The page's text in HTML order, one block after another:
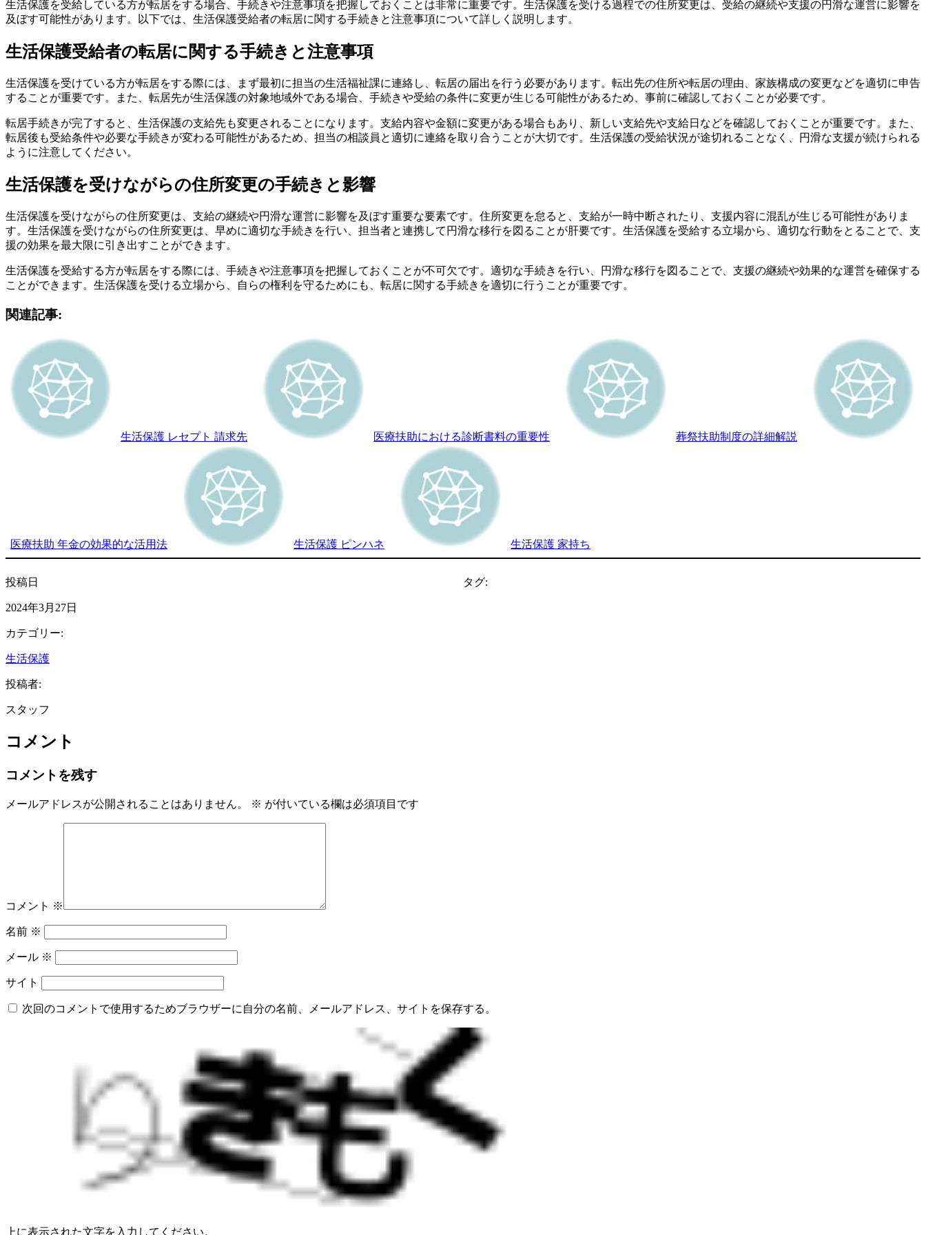
生活保護を受給している方が転居をする場合、手続きや注意事項を把握しておくことは非常に重要です。生活保護を受ける過程での住所変更は、受給の継続や支援の円滑な運営に影響を
及ぼす可能性があります。以下では、生活保護受給者の転居に関する手続きと注意事項について詳しく説明します。
生活保護受給者の転居に関する手続きと注意事項
生活保護を受けている方が転居をする際には、まず最初に担当の生活福祉課に連絡し、転居の届出を行う必要があります。転出先の住所や転居の理由、家族構成の変更などを適切に申告
することが重要です。また、転居先が生活保護の対象地域外である場合、手続きや受給の条件に変更が生じる可能性があるため、事前に確認しておくことが必要です。
転居手続きが完了すると、生活保護の支給先も変更されることになります。支給内容や金額に変更がある場合もあり、新しい支給先や支給日などを確認しておくことが重要です。また、
転居後も受給条件や必要な手続きが変わる可能性があるため、担当の相談員と適切に連絡を取り合うことが大切です。生活保護の受給状況が途切れることなく、円滑な支援が続けられる
ように注意してください。
生活保護を受けながらの住所変更の手続きと影響
生活保護を受けながらの住所変更は、支給の継続や円滑な運営に影響を及ぼす重要な要素です。住所変更を怠ると、支給が一時中断されたり、支援内容に混乱が生じる可能性がありま
す。生活保護を受けながらの住所変更は、早めに適切な手続きを行い、担当者と連携して円滑な移行を図ることが肝要です。生活保護を受給する立場から、適切な行動をとることで、支
援の効果を最大限に引き出すことができます。
生活保護を受給する方が転居をする際には、手続きや注意事項を把握しておくことが不可欠です。適切な手続きを行い、円滑な移行を図ることで、支援の継続や効果的な運営を確保する
ことができます。生活保護を受ける立場から、自らの権利を守るためにも、転居に関する手続きを適切に行うことが重要です。
関連記事:
生活保護 レセプト 請求先 医療扶助における診断書料の重要性 葬祭扶助制度の詳細解説
医療扶助 年金の効果的な活用法 生活保護 ピンハネ 生活保護 家持ち
投稿日
2024年3月27日
カテゴリー:
生活保護
投稿者:
スタッフ
タグ:
コメント
コメントを残す
メールアドレスが公開されることはありません。 ※ が付いている欄は必須項目です
コメント ※
名前 ※
メール ※
サイト
次回のコメントで使用するためブラウザーに自分の名前、メールアドレス、サイトを保存する。
上に表示された文字を入力してください。